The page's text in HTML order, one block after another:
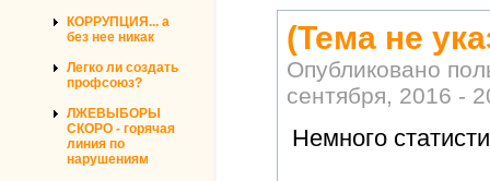
КОРРУПЦИЯ... а
без нее никак
Легко ли создать
профсоюз?
ЛЖЕВЫБОРЫ
СКОРО - горячая
линия по
нарушениям
(Тема не
Опубликовано
сентября, 2016 -
Немного